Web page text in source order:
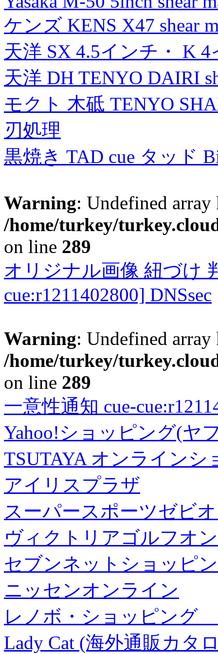
ケンズ KENS X47 shear
天洋 SX 4.5インチ・ K
天洋 DH TENYO DAIRI
モクト 木砥 TENYO
刃処理
黒焼き TAD cue タッド
Warning: Undefined
/home/turkey/
on line 289
オリジナル画像 紐づけ
cue:r1211402800] DNSsec
Warning: Undefined
/home/turkey/
on line 289
一意性通知 cue-
Yahoo!ショッピング(ヤ
TSUTAYA オンラインシ
アイリスプラザ
スーパースポーツゼビ
ヴィクトリアゴルフオ
セブンネットショッピ
ニッセンオンライン
レノボ・ショッピング
Lady Cat (海外通販カタ